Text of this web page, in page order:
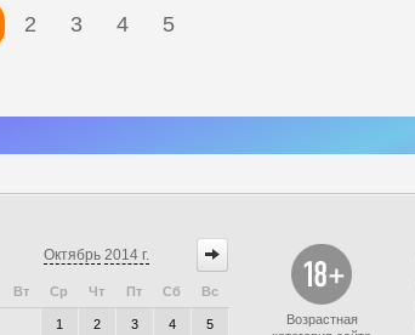
2 3 4 5
Октябрь 2014 г.
Вт Ср Чт Пт Сб Вс
1 2 3 4 5
Возрастная